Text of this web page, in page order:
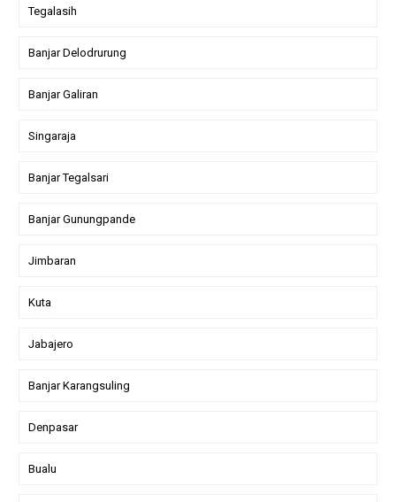
Tegalasih
Banjar Delodrurung
Banjar Galiran
Singaraja
Banjar Tegalsari
Banjar Gunungpande
Jimbaran
Kuta
Jabajero
Banjar Karangsuling
Denpasar
Bualu